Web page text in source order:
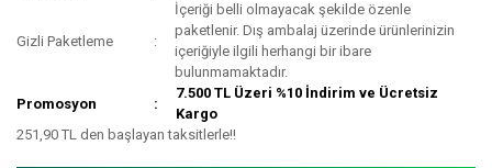
Gizli Paketleme
İçeriği belli olmayacak şekilde özenle
paketlenir. Dış ambalaj üzerinde ürünlerinizin
içeriğiyle ilgili herhangi bir ibare
bulunmamaktadır.
Promosyon
7.500 TL Üzeri %10 İndirim ve Ücretsiz
Kargo
251,90 TL den başlayan taksitlerle!!